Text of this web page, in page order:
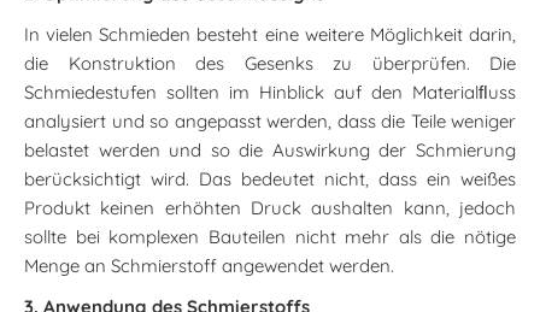
In vielen Schmieden besteht eine weitere Möglichkeit darin,
die Konstruktion des Gesenks zu überprüfen. Die
Schmiedestufen sollten im Hinblick auf den Materialﬂuss
analysiert und so angepasst werden, dass die Teile weniger
belastet werden und so die Auswirkung der Schmierung
berücksichtigt wird. Das bedeutet nicht, dass ein weißes
Produkt keinen erhöhten Druck aushalten kann, jedoch
sollte bei komplexen Bauteilen nicht mehr als die nötige
Menge an Schmierstoff angewendet werden.
3. Anwendung des Schmierstoffs